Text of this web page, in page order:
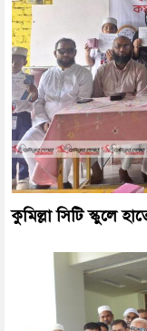
কুমিল্লা সিটি স্কুলে